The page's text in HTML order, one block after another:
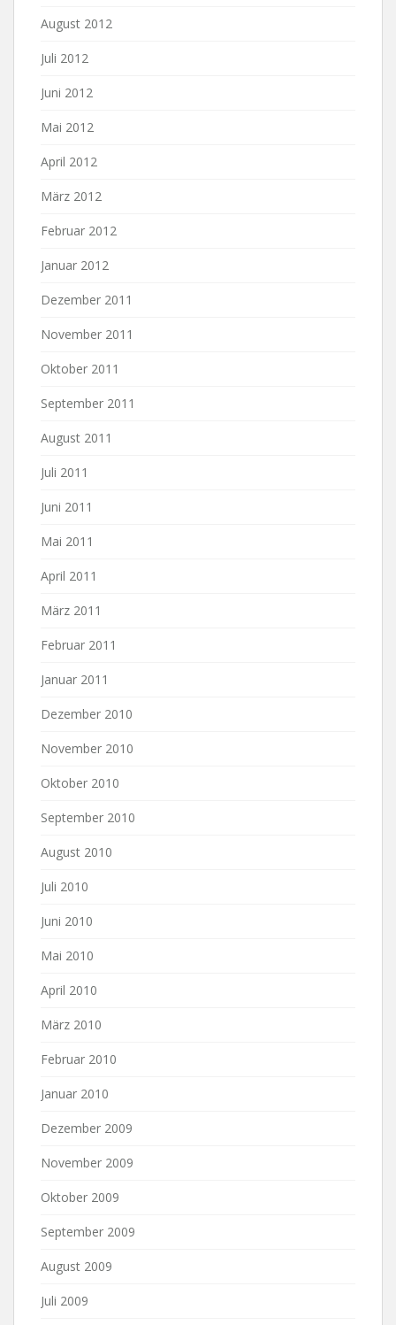
August 2012
Juli 2012
Juni 2012
Mai 2012
April 2012
März 2012
Februar 2012
Januar 2012
Dezember 2011
November 2011
Oktober 2011
September 2011
August 2011
Juli 2011
Juni 2011
Mai 2011
April 2011
März 2011
Februar 2011
Januar 2011
Dezember 2010
November 2010
Oktober 2010
September 2010
August 2010
Juli 2010
Juni 2010
Mai 2010
April 2010
März 2010
Februar 2010
Januar 2010
Dezember 2009
November 2009
Oktober 2009
September 2009
August 2009
Juli 2009